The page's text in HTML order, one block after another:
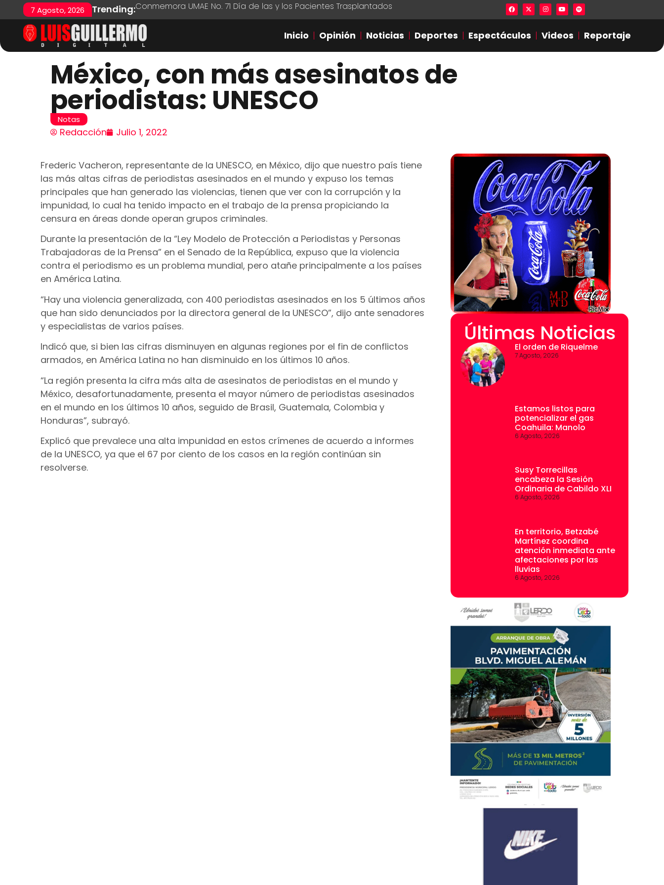
7 Agosto, 2026 Trending:Conmemora UMAE No. 71 Día de las y los Pacientes Trasplantados Lista en excel expone presuntas
Inicio Opinión Noticias Deportes Espectáculos Videos Reportaje
México, con más asesinatos de
periodistas: UNESCO
Notas
Redacción Julio 1, 2022
Frederic Vacheron, representante de la UNESCO, en México, dijo que nuestro país tiene
las más altas cifras de periodistas asesinados en el mundo y expuso los temas
principales que han generado las violencias, tienen que ver con la corrupción y la
impunidad, lo cual ha tenido impacto en el trabajo de la prensa propiciando la
censura en áreas donde operan grupos criminales.
Durante la presentación de la “Ley Modelo de Protección a Periodistas y Personas
Trabajadoras de la Prensa” en el Senado de la República, expuso que la violencia
contra el periodismo es un problema mundial, pero atañe principalmente a los países
en América Latina.
“Hay una violencia generalizada, con 400 periodistas asesinados en los 5 últimos años
que han sido denunciados por la directora general de la UNESCO”, dijo ante senadores
y especialistas de varios países.
Indicó que, si bien las cifras disminuyen en algunas regiones por el fin de conflictos
armados, en América Latina no han disminuido en los últimos 10 años.
“La región presenta la cifra más alta de asesinatos de periodistas en el mundo y
México, desafortunadamente, presenta el mayor número de periodistas asesinados
en el mundo en los últimos 10 años, seguido de Brasil, Guatemala, Colombia y
Honduras”, subrayó.
Explicó que prevalece una alta impunidad en estos crímenes de acuerdo a informes
de la UNESCO, ya que el 67 por ciento de los casos en la región continúan sin
resolverse.
Últimas Noticias
El orden de Riquelme
7 Agosto, 2026
Estamos listos para
potencializar el gas
Coahuila: Manolo
6 Agosto, 2026
Susy Torrecillas
encabeza la Sesión
Ordinaria de Cabildo XLI
6 Agosto, 2026
En territorio, Betzabé
Martínez coordina
atención inmediata ante
afectaciones por las
lluvias
6 Agosto, 2026